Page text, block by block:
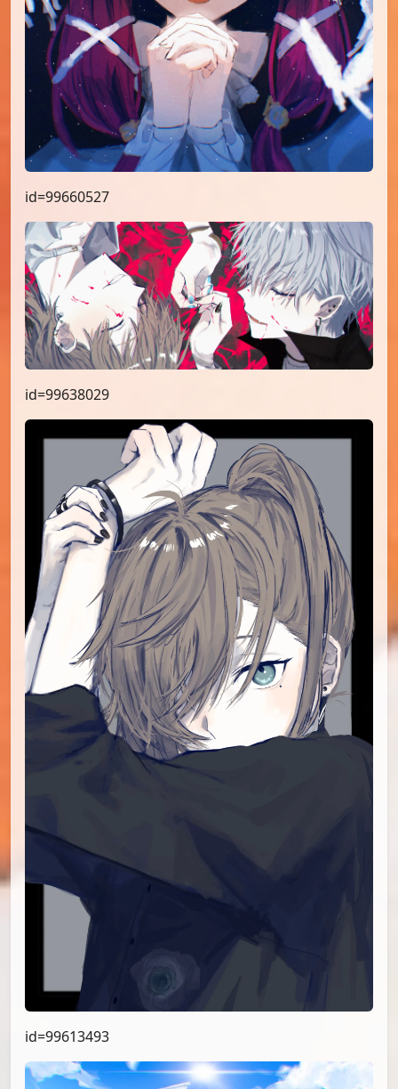
id=99660527
id=99638029
id=99613493